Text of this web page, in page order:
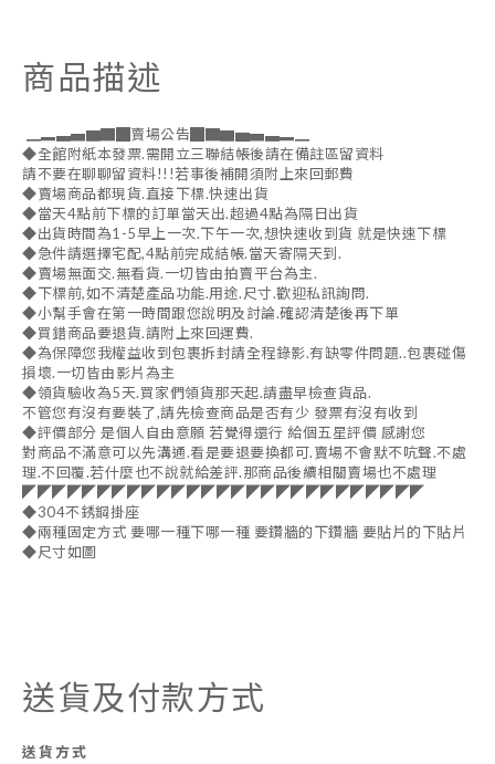
商品描述
▁▂▃▄▆▇█賣場公告█▇▆▅▄▃▂▁
◆全館附紙本發票.需開立三聯結帳後請在備註區留資料
請不要在聊聊留資料!!!若事後補開須附上來回郵費
◆賣場商品都現貨.直接下標.快速出貨
◆當天4點前下標的訂單當天出.超過4點為隔日出貨
◆出貨時間為1-5早上一次.下午一次,想快速收到貨 就是快速下標
◆急件請選擇宅配,4點前完成結帳.當天寄隔天到.
◆賣場無面交.無看貨.一切皆由拍賣平台為主.
◆下標前,如不清楚產品功能.用途.尺寸.歡迎私訊詢問.
◆小幫手會在第一時間跟您說明及討論.確認清楚後再下單
◆買錯商品要退貨.請附上來回運費.
◆為保障您我權益收到包裹拆封請全程錄影.有缺零件問題..包裹碰傷
損壞.一切皆由影片為主
◆領貨驗收為5天.買家們領貨那天起.請盡早檢查貨品.
不管您有沒有要裝了,請先檢查商品是否有少 發票有沒有收到
◆評價部分 是個人自由意願 若覺得還行 給個五星評價 感謝您
對商品不滿意可以先溝通.看是要退要換都可.賣場不會默不吭聲.不處
理.不回覆.若什麼也不說就給差評.那商品後續相關賣場也不處理
◤◤◤◤◤◤◤◤◤◤◤◤◤◤◤◤◤◤◤◤◤◤◤◤◤◤◤
◆304不銹鋼掛座
◆兩種固定方式 要哪一種下哪一種 要鑽牆的下鑽牆 要貼片的下貼片
◆尺寸如圖
送貨及付款方式
送貨方式